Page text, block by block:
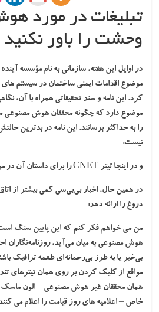
تبلیغات در مورد
وحشت را باور نکنید
در اوایل این هفته، سازمانی به نام مؤسسه
کرد. این نامه و سند تحقیقاتی همراه با آن،
موضوع دارد که چگونه محققان هوش مصنوعی
را به حداکثر برسانند. این نامه در بدترین
نیست:
و در اینجا تیتر CNET را برای داستان آن در مورد نامه مشاهده می‌کنیم:
در همین حال، اخبار بی‌بی‌سی کمی بیشتر از
دروغ را ارائه دهد:
من می خواهم فکر کنم که این پایین سنگ
هوش مصنوعی به میان می‌آید، روزنامه‌نگاران
بی‌خبر یا به طرز بی‌رحمانه‌ای طعمه ترافیک
مواقع از کلیک کردن بر روی همان تیترهای
همان محققان غیر هوش مصنوعی – الون ماسک
خاص – اعلامیه های روز قیامت را اعلام می